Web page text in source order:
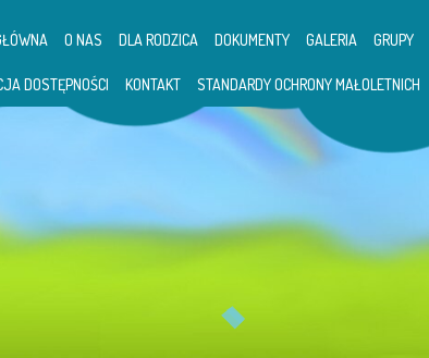
O NAS DLA RODZICA DOKUMENTY GALERIA GRUPY
DOSTĘPNOŚCI KONTAKT STANDARDY OCHRONY MAŁOLETNICH